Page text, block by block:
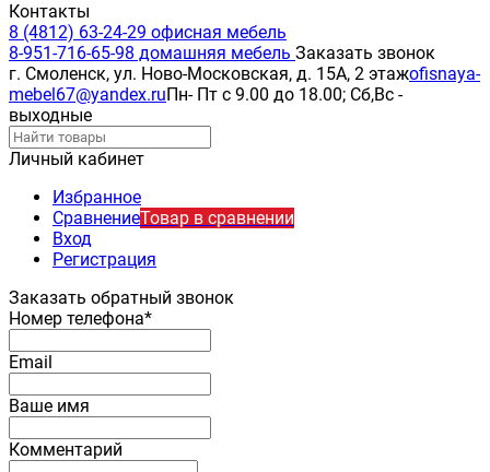
Контакты
8 (4812) 63-24-29 офисная мебель
8-951-716-65-98 домашняя мебель Заказать звонок
г. Смоленск, ул. Ново-Московская, д. 15А, 2 этажofisnaya-
mebel67@yandex.ruПн- Пт с 9.00 до 18.00; Сб,Вс -
выходные
Личный кабинет
Избранное
СравнениеТовар в сравнении
Вход
Регистрация
Заказать обратный звонок
Номер телефона*
Email
Ваше имя
Комментарий